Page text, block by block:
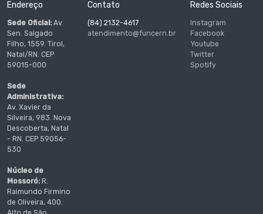
Endereço
Sede Oficial: Av.
Sen. Salgado
Filho, 1559. Tirol,
Natal/RN. CEP
59015-000
Sede
Administrativa:
Av. Xavier da
Silveira, 983. Nova
Descoberta, Natal
- RN. CEP 59056-
530
Núcleo de
Mossoró: R.
Raimundo Firmino
de Oliveira, 400.
Contato
(84) 2132-4617
atendimento@funcern.br
Redes Sociais
Instagram
Facebook
Youtube
Twitter
Spotify